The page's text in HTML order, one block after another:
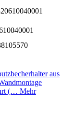
aus
(… Mehr